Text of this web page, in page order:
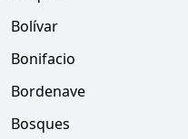
Bolívar
Bonifacio
Bordenave
Bosques